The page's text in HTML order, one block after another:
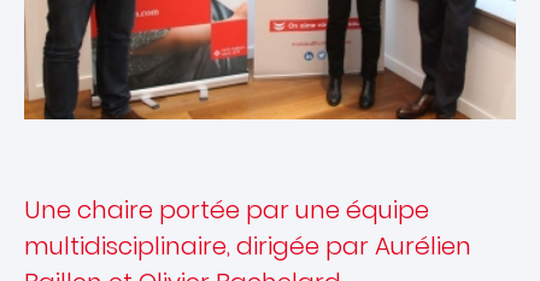
Une chaire portée par une équipe
multidisciplinaire, dirigée par Aurélien